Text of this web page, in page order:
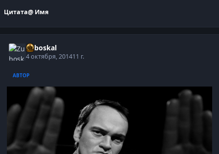
Цитата@ Имя
Zuboskal
4 октября, 201411 г.
АВТОР